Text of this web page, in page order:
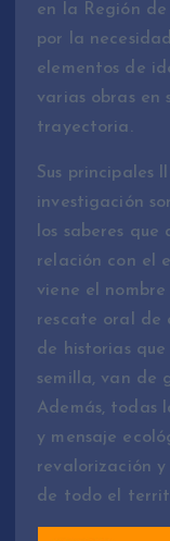
en la Región de
por la
elementos de
varias obras en
trayectoria.
Sus principales
investigación
los saberes
relación con el
viene el
rescate oral de
de historias
semilla, van de
Además, todas
y mensaje
revalorización
de todo el